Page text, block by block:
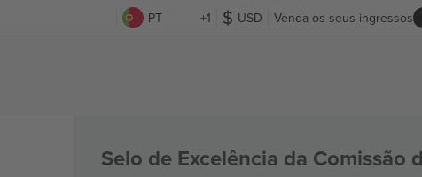
PT +1 USD Venda os seus ingressos
Selo de Excelência da Comissão